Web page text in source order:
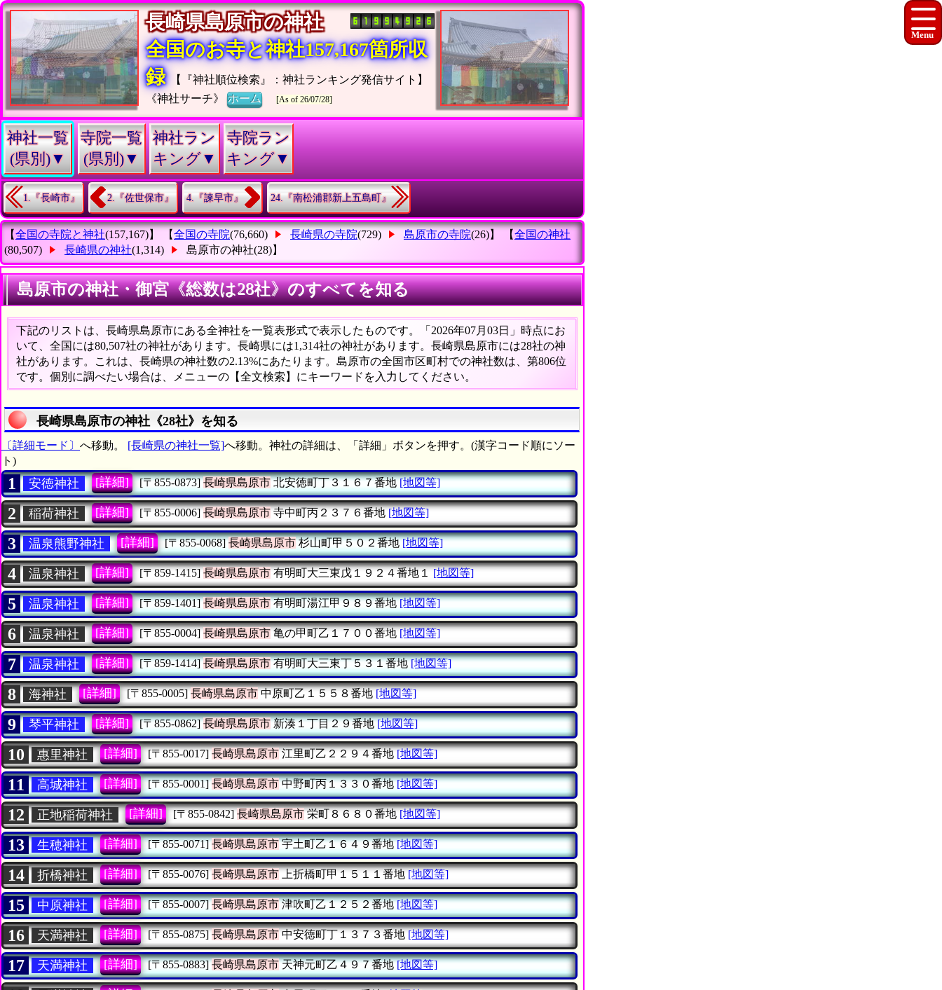
長崎県島原市の神社
全国のお寺と神社157,167箇所収
録
【『神社順位検索』：神社ランキング発信サイト】
《神社サーチ》ホーム [As of 26/07/28]
神社一覧
(県別)▼
寺院一覧
(県別)▼
神社ラン
キング▼
寺院ラン
キング▼
1.『長崎市』 2.『佐世保市』 4.『諫早市』 24.『南松浦郡新上五島町』
【全国の寺院と神社(157,167)】 【全国の寺院(76,660) 長崎県の寺院(729) 島原市の寺院(26)】 【全国の神社
(80,507)
長崎県の神社(1,314) 島原市の神社(28)】
島原市の神社・御宮《総数は28社》のすべてを知る
下記のリストは、長崎県島原市にある全神社を一覧表形式で表示したものです。「2026年07月03日」時点にお
いて、全国には80,507社の神社があります。長崎県には1,314社の神社があります。長崎県島原市には28社の神
社があります。これは、長崎県の神社数の2.13%にあたります。島原市の全国市区町村での神社数は、第806位
です。個別に調べたい場合は、メニューの【全文検索】にキーワードを入力してください。
長崎県島原市の神社《28社》を知る
〔詳細モード〕 へ移動。 [長崎県の神社一覧]へ移動。神社の詳細は、「詳細」ボタンを押す。(漢字コード順にソー
ト)
1 安徳神社 [詳細] [〒855-0873] 長崎県島原市北安徳町丁３１６７番地 [地図等]
2 稲荷神社 [詳細] [〒855-0006] 長崎県島原市寺中町丙２３７６番地 [地図等]
3 温泉熊野神社 [詳細] [〒855-0068] 長崎県島原市杉山町甲５０２番地 [地図等]
4 温泉神社 [詳細] [〒859-1415] 長崎県島原市有明町大三東戊１９２４番地１ [地図等]
5 温泉神社 [詳細] [〒859-1401] 長崎県島原市有明町湯江甲９８９番地 [地図等]
6 温泉神社 [詳細] [〒855-0004] 長崎県島原市亀の甲町乙１７００番地 [地図等]
7 温泉神社 [詳細] [〒859-1414] 長崎県島原市有明町大三東丁５３１番地 [地図等]
8 海神社 [詳細] [〒855-0005] 長崎県島原市中原町乙１５５８番地 [地図等]
9 琴平神社 [詳細] [〒855-0862] 長崎県島原市新湊１丁目２９番地 [地図等]
10 惠里神社 [詳細] [〒855-0017] 長崎県島原市江里町乙２２９４番地 [地図等]
11 高城神社 [詳細] [〒855-0001] 長崎県島原市中野町丙１３３０番地 [地図等]
12 正地稲荷神社 [詳細] [〒855-0842] 長崎県島原市栄町８６８０番地 [地図等]
13 生穂神社 [詳細] [〒855-0071] 長崎県島原市宇土町乙１６４９番地 [地図等]
14 折橋神社 [詳細] [〒855-0076] 長崎県島原市上折橋町甲１５１１番地 [地図等]
15 中原神社 [詳細] [〒855-0007] 長崎県島原市津吹町乙１２５２番地 [地図等]
16 天満神社 [詳細] [〒855-0875] 長崎県島原市中安徳町丁１３７３番地 [地図等]
17 天満神社 [詳細] [〒855-0883] 長崎県島原市天神元町乙４９７番地 [地図等]